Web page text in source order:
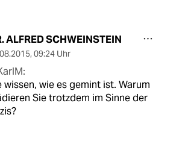
ALFRED SCHWEINSTEIN
, 09:24 Uhr
wissen, wie es gemint ist. Warum
Sie trotzdem im Sinne der